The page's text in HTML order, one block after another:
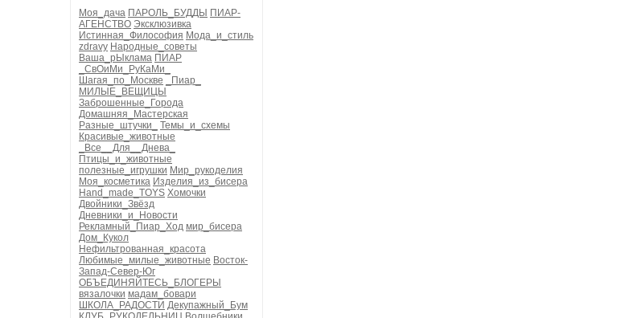
Моя_дача ПАРОЛЬ_БУДДЫ ПИАР-
АГЕНСТВО Эксклюзивка
Истинная_Философия Мода_и_стиль
zdravy Народные_советы
Ваша_рЫклама ПИАР
_СвОиМи_РуКаМи_
Шагая_по_Москве
_Пиар_
МИЛЫЕ_ВЕЩИЦЫ
Заброшенные_Города
Домашняя_Мастерская
Разные_штучки_
Темы_и_схемы
Красивые_животные
_Все__Для__Днева_
Птицы_и_животные
полезные_игрушки Мир_рукоделия
Моя_косметика Изделия_из_бисера
Hand_made_TOYS Хомочки
Двойники_Звёзд
Дневники_и_Новости
Рекламный_Пиар_Ход мир_бисера
Дом_Кукол
Нефильтрованная_красота
Любимые_милые_животные Восток-
Запад-Север-Юг
ОБЪЕДИНЯЙТЕСЬ_БЛОГЕРЫ
вязалочки мадам_бовари
ШКОЛА_РАДОСТИ Декупажный_Бум